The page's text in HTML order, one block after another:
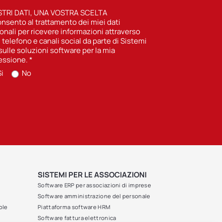
DATI, UNA VOSTRA SCELTA
al trattamento dei miei dati
per ricevere informazioni attraverso
telefono e canali social da parte di Sistemi
soluzioni software per la mia
*
No
SISTEMI PER LE ASSOCIAZIONI
Software ERP per associazioni di imprese
Software amministrazione del personale
Piattaforma software HRM
Software fattura elettronica